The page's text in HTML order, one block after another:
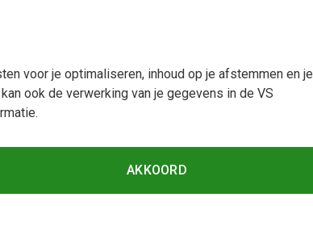
voor je optimaliseren, inhoud op je afstemmen en je
ook de verwerking van je gegevens in de VS
AKKOORD